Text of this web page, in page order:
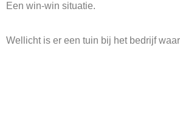
Een win-win situatie.
Wellicht is er een tuin bij het bedrijf